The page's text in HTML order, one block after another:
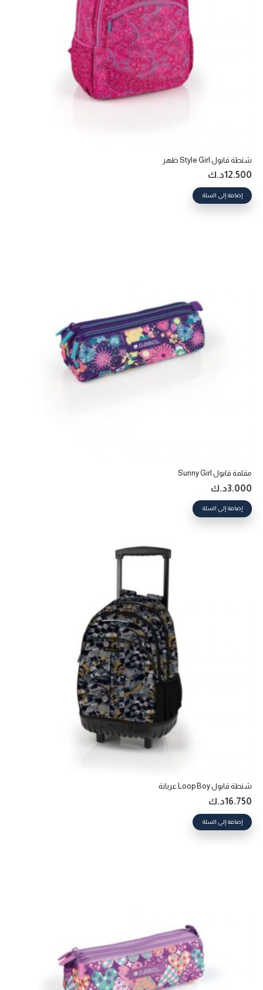
شنطة قابول Style Girl ظهر
12.500د.ك
إضافة إلى السلة
مقلمة قابول Sunny Girl
3.000د.ك
إضافة إلى السلة
شنطة قابول Loop Boy عربانة
16.750د.ك
إضافة إلى السلة